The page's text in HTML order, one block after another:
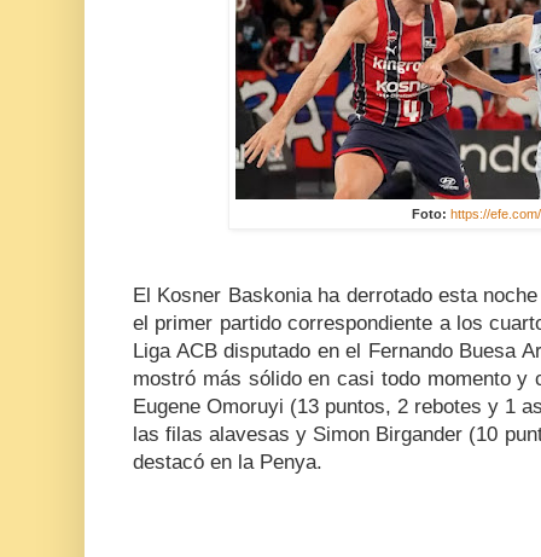
Foto: https://efe.com/
El Kosner Baskonia ha derrotado esta
el primer partido correspondiente a los
Liga ACB disputado en el Fernando Buesa
mostró más sólido en casi todo momento y
Eugene Omoruyi (13 puntos, 2 rebotes y 1
las filas alavesas y Simon Birgander (10
destacó en la Penya.